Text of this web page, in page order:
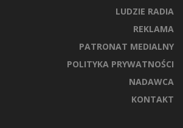
LUDZIE RADIA
REKLAMA
PATRONAT MEDIALNY
POLITYKA PRYWATNOŚCI
NADAWCA
KONTAKT